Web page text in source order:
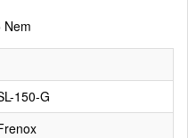
Nem
150-G